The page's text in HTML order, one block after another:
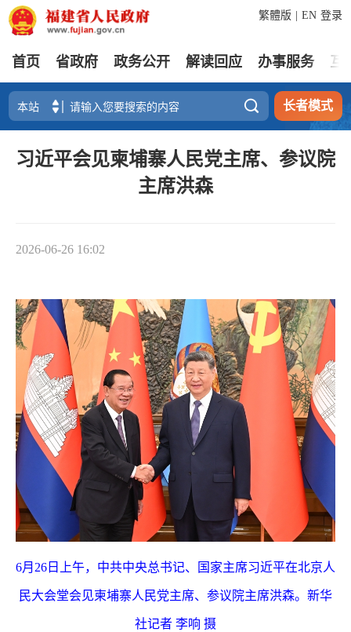
登录
繁體版 EN
首页 省政府 政务公开 解读回应 办事服务 互
 长者模式
习近平会见柬埔寨人民党主席、参议院
主席洪森
2026-06-26 16:02
6月26日上午，中共中央总书记、国家主席习近平在北京人
民大会堂会见柬埔寨人民党主席、参议院主席洪森。新华
社记者 李响 摄